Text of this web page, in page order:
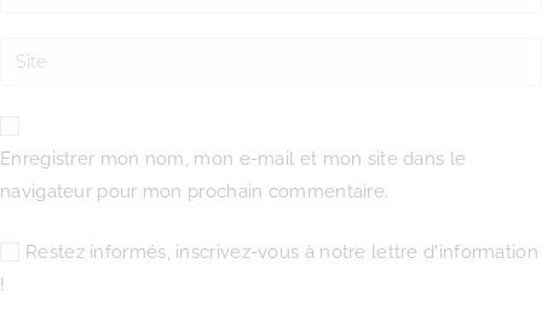
Enregistrer mon nom, mon e-mail et mon site dans le
navigateur pour mon prochain commentaire.
Restez informés, inscrivez-vous à notre lettre d'information
!